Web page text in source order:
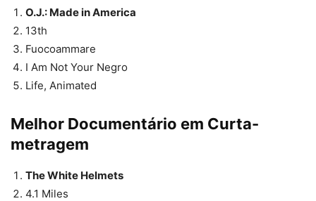
O.J.: Made in America
13th
Fuocoammare
I Am Not Your Negro
Life, Animated
Melhor Documentário em Curta-
metragem
The White Helmets
4.1 Miles